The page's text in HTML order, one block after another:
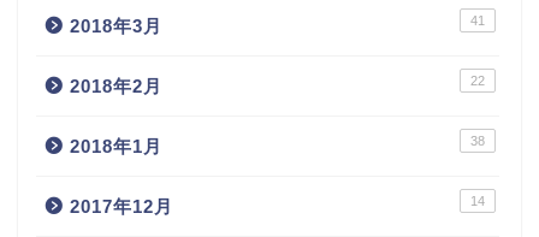
2018年3月 41
2018年2月 22
2018年1月 38
2017年12月 14